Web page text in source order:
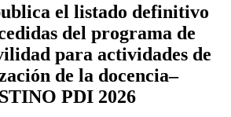
el listado definitivo
del programa de
para actividades de
de la docencia–
PDI 2026